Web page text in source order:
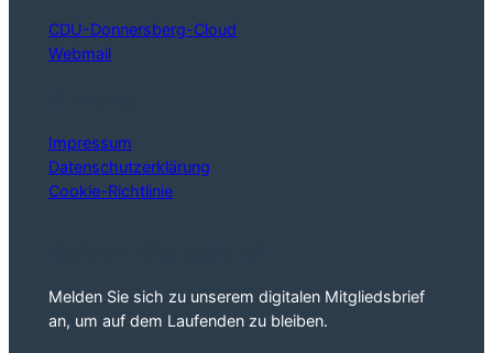
CDU-Donnersberg-Cloud
Webmail
Impressum
Datenschutzerklärung
Cookie-Richtlinie
Melden Sie sich zu unserem digitalen Mitgliedsbrief
an, um auf dem Laufenden zu bleiben.